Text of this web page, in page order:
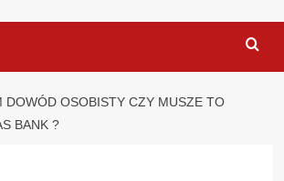
DOWÓD OSOBISTY CZY MUSZE TO
BANK ?